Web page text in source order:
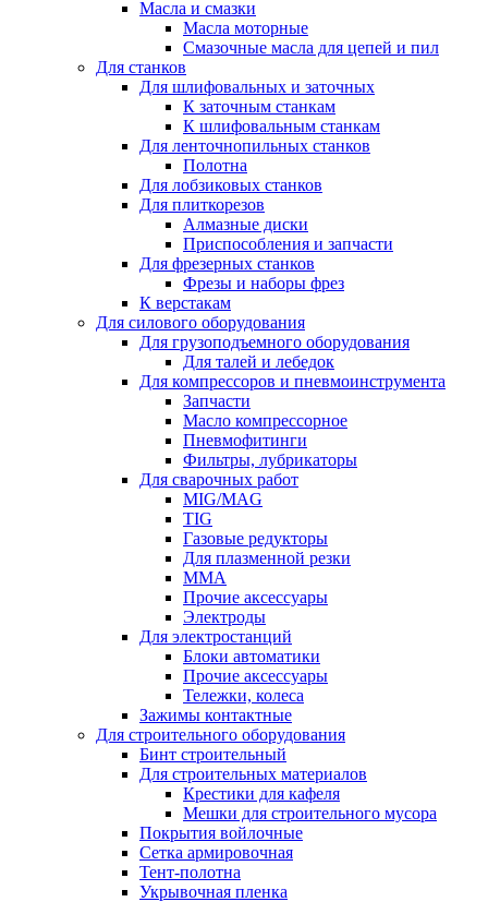
Масла и смазки
Масла моторные
Смазочные масла для цепей и пил
Для станков
Для шлифовальных и заточных
К заточным станкам
К шлифовальным станкам
Для ленточнопильных станков
Полотна
Для лобзиковых станков
Для плиткорезов
Алмазные диски
Приспособления и запчасти
Для фрезерных станков
Фрезы и наборы фрез
К верстакам
Для силового оборудования
Для грузоподъемного оборудования
Для талей и лебедок
Для компрессоров и пневмоинструмента
Запчасти
Масло компрессорное
Пневмофитинги
Фильтры, лубрикаторы
Для сварочных работ
MIG/MAG
TIG
Газовые редукторы
Для плазменной резки
ММА
Прочие аксессуары
Электроды
Для электростанций
Блоки автоматики
Прочие аксессуары
Тележки, колеса
Зажимы контактные
Для строительного оборудования
Бинт строительный
Для строительных материалов
Крестики для кафеля
Мешки для строительного мусора
Покрытия войлочные
Сетка армировочная
Тент-полотна
Укрывочная пленка